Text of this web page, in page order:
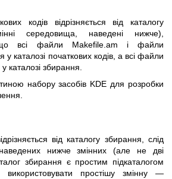
кодів відрізняється від каталогу
середовища, наведені нижче),
що всі файли Makefile.am і файли
у каталозі початкових кодів, а всі файли
каталозі збирання.
набору засобів KDE для розробки
від каталогу збирання, слід
нижче змінних (але не дві
збирання є простим підкаталогом
використовувати простішу змінну —